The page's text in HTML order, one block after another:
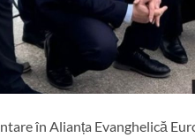
în Alianța Evanghelică